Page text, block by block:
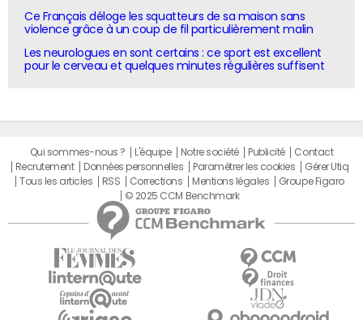
Ce Français déloge les squatteurs de sa maison sans
violence grâce à un coup de fil particulièrement malin
Les neurologues en sont certains : ce sport est excellent
pour le cerveau et quelques minutes régulières suffisent
Qui sommes-nous ? L'équipe Notre société Publicité
Contact
Recrutement
Données personnelles Paramétrer les cookies
Gérer Utiq
Tous les articles
RSS Corrections Mentions légales
Groupe Figaro
© 2025 CCM Benchmark